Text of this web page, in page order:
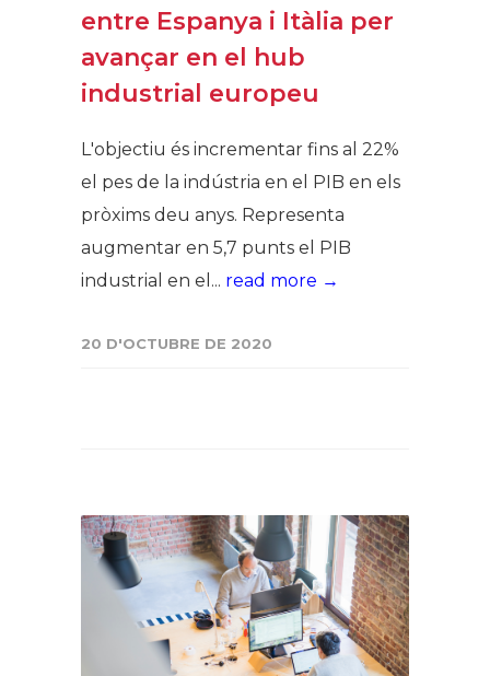
entre Espanya i Itàlia per
avançar en el hub
industrial europeu
L'objectiu és incrementar fins al 22%
el pes de la indústria en el PIB en els
pròxims deu anys. Representa
augmentar en 5,7 punts el PIB
industrial en el... read more →
20 D'OCTUBRE DE 2020